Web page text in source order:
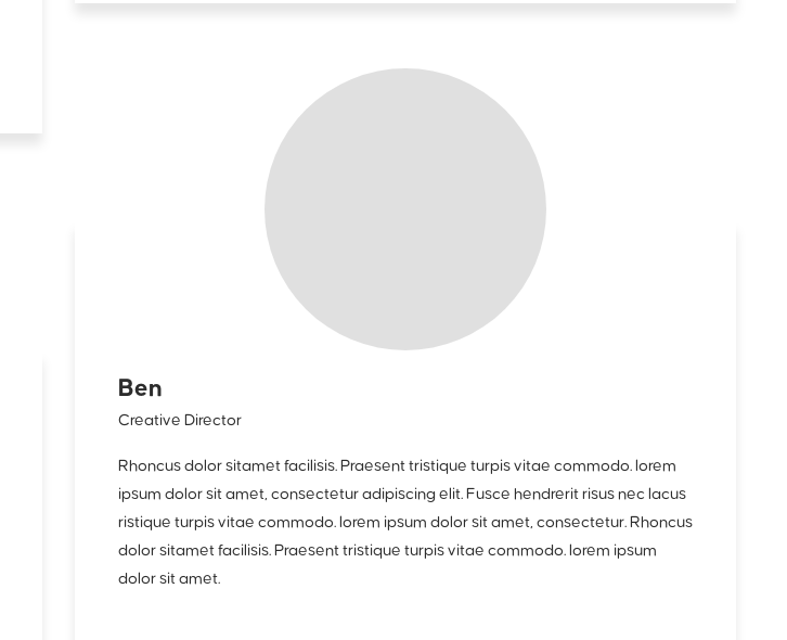
Ben
Creative Director
Rhoncus dolor sitamet facilisis. Praesent tristique turpis vitae commodo. lorem
ipsum dolor sit amet, consectetur adipiscing elit. Fusce hendrerit risus nec lacus
ristique turpis vitae commodo. lorem ipsum dolor sit amet, consectetur. Rhoncus
dolor sitamet facilisis. Praesent tristique turpis vitae commodo. lorem ipsum
dolor sit amet.